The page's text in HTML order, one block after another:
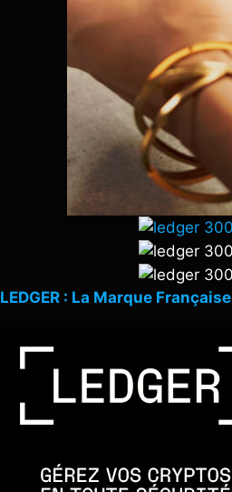
LEDGER : La Marque Française